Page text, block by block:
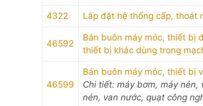
4322 Lắp đặt hệ thống cấp, thoát
46592
Bán buôn máy móc, thiết bị
thiết bị khác dùng trong
46599
Bán buôn máy móc, thiết bị
Chi tiết: máy bơm, máy
nén, van nước, quạt công